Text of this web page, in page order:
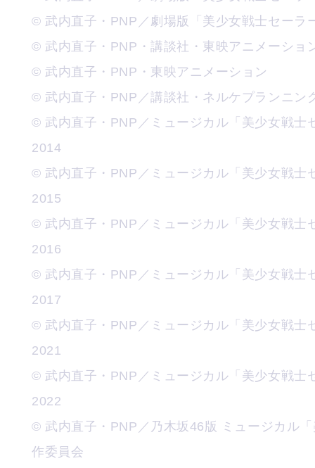
© 武内直子・PNP／劇場版「美少女戦士セーラ
© 武内直子・PNP・講談社・東映アニメーショ
© 武内直子・PNP・東映アニメーション
© 武内直子・PNP／講談社・ネルケプランニン
© 武内直子・PNP／ミュージカル「美少女戦士
2014
© 武内直子・PNP／ミュージカル「美少女戦士
2015
© 武内直子・PNP／ミュージカル「美少女戦士
2016
© 武内直子・PNP／ミュージカル「美少女戦士
2017
© 武内直子・PNP／ミュージカル「美少女戦士
2021
© 武内直子・PNP／ミュージカル「美少女戦士
2022
© 武内直子・PNP／乃木坂46版 ミュージカル
作委員会